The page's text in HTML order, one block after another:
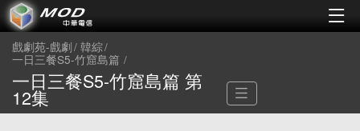
戲劇苑-戲劇 韓綜
一日三餐S5-竹窟島篇
一日三餐S5-竹窟島篇 第
12集